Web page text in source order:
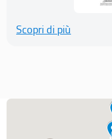
Scopri di più